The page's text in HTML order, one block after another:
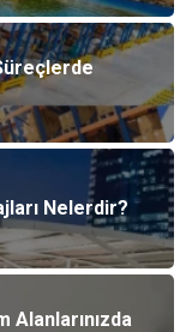
Nelerdir?
Alanlarınızda